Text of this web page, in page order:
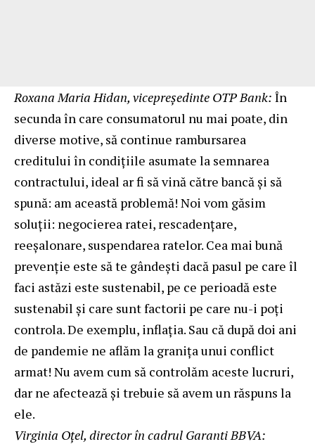
Roxana Maria Hidan, vicepreședinte OTP Bank: În
secunda în care consumatorul nu mai poate, din
diverse motive, să continue rambursarea
creditului în condițiile asumate la semnarea
contractului, ideal ar fi să vină către bancă și să
spună: am această problemă! Noi vom găsim
soluții: negocierea ratei, rescadențare,
reeșalonare, suspendarea ratelor. Cea mai bună
prevenție este să te gândești dacă pasul pe care îl
faci astăzi este sustenabil, pe ce perioadă este
sustenabil și care sunt factorii pe care nu-i poți
controla. De exemplu, inflația. Sau că după doi ani
de pandemie ne aflăm la granița unui conflict
armat! Nu avem cum să controlăm aceste lucruri,
dar ne afectează și trebuie să avem un răspuns la
ele.
Virginia Oțel, director în cadrul Garanti BBVA: